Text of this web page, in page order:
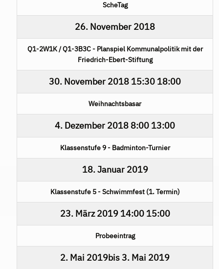
ScheTag
26. November 2018
Q1-2W1K / Q1-3B3C - Planspiel Kommunalpolitik mit der
Friedrich-Ebert-Stiftung
30. November 2018 15:30 18:00
Weihnachtsbasar
4. Dezember 2018 8:00 13:00
Klassenstufe 9 - Badminton-Turnier
18. Januar 2019
Klassenstufe 5 - Schwimmfest (1. Termin)
23. März 201914:00 15:00
Probeeintrag
2. Mai 2019bis3. Mai 2019